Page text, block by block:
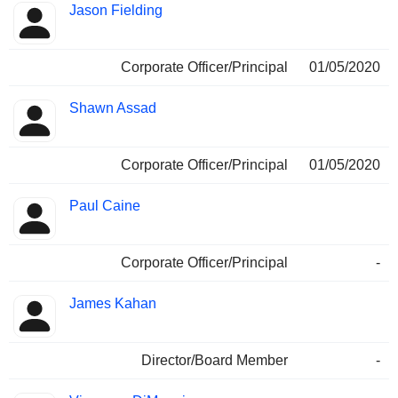
Jason Fielding
Corporate Officer/Principal 01/05/2020
Shawn Assad
Corporate Officer/Principal 01/05/2020
Paul Caine
Corporate Officer/Principal -
James Kahan
Director/Board Member -